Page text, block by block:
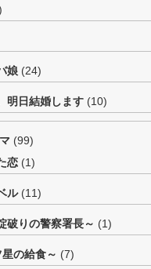
娘 (24)
明日結婚します (10)
(99)
恋 (1)
ル(11)
破りの警察署長～ (1)
の給食～ (7)